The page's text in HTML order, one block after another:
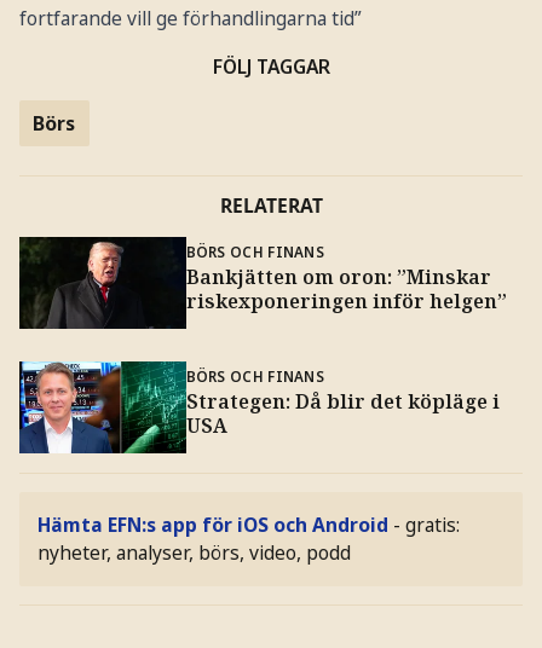
fortfarande vill ge förhandlingarna tid”
FÖLJ TAGGAR
Börs
RELATERAT
BÖRS OCH FINANS
Bankjätten om oron: ”Minskar
riskexponeringen inför helgen”
BÖRS OCH FINANS
Strategen: Då blir det köpläge i
USA
Hämta EFN:s app för iOS och Android - gratis:
nyheter, analyser, börs, video, podd